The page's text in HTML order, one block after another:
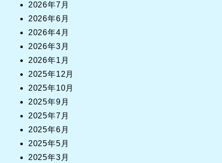
2026年7月
2026年6月
2026年4月
2026年3月
2026年1月
2025年12月
2025年10月
2025年9月
2025年7月
2025年6月
2025年5月
2025年3月